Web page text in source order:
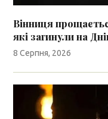
Вінниця
які загинули на
8 Серпня, 2026